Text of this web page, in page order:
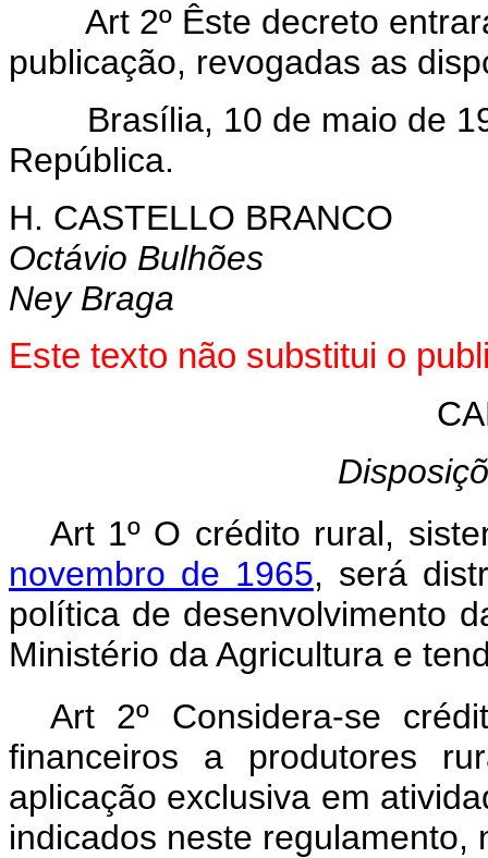
Art 2º Êste decreto
publicação, revogadas as
Brasília, 10 de maio de
República.
H. CASTELLO BRANCO
Octávio Bulhões
Ney Braga
Este texto não substitui o
Art 1º O crédito rural,
novembro de 1965, será
política de desenvolvimento
Ministério da Agricultura e
Art 2º Considera-se
financeiros a produtores
aplicação exclusiva em
indicados neste regulamento,